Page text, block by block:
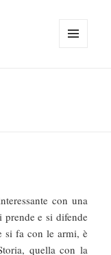
con una
prende e si difende
si fa con le armi, è
quella con la